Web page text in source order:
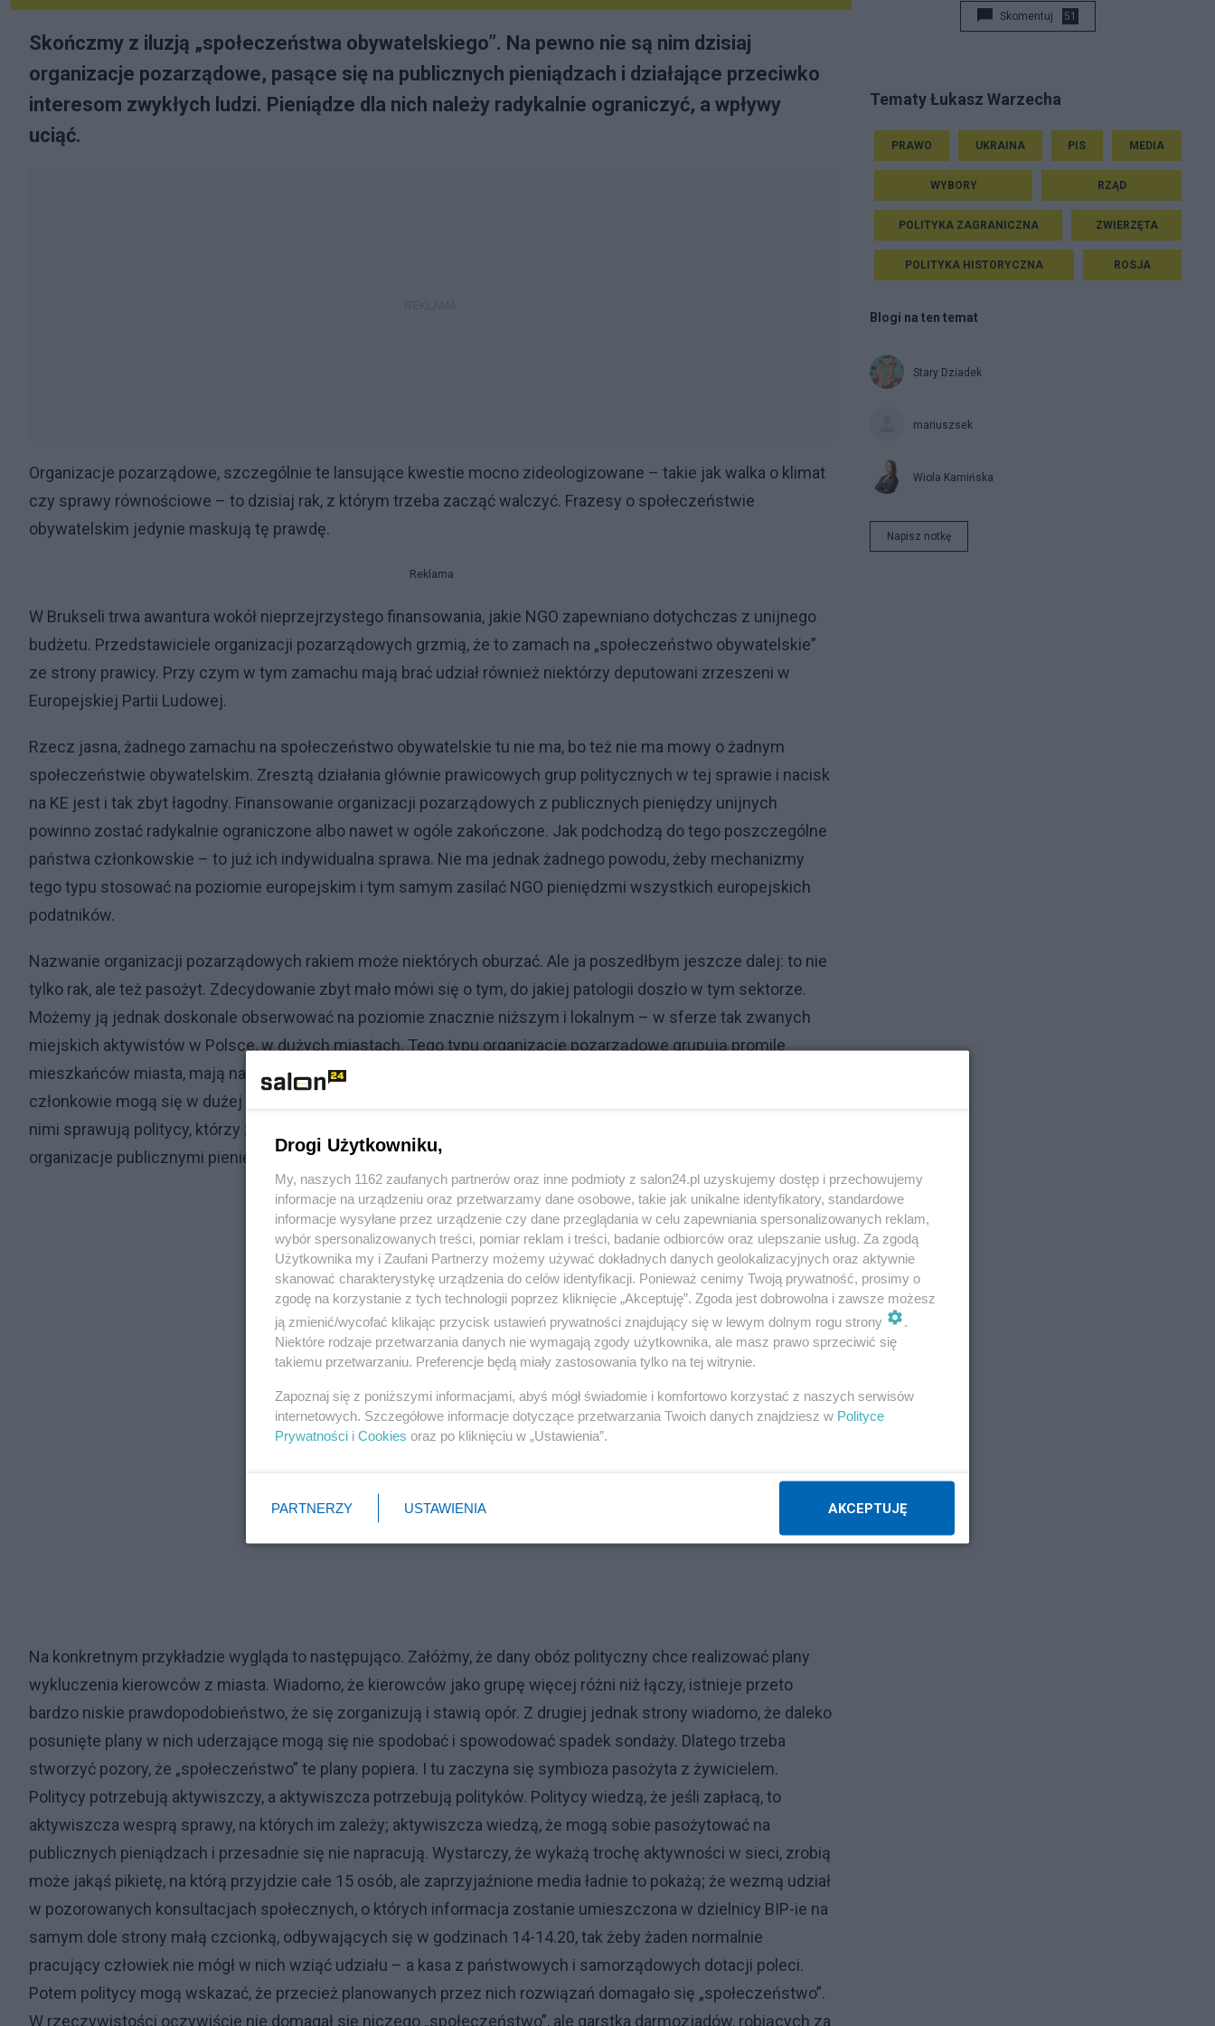
Skończmy z iluzją „społeczeństwa obywatelskiego”. Na pewno nie są nim dzisiaj
organizacje pozarządowe, pasące się na publicznych pieniądzach i działające przeciwko
interesom zwykłych ludzi. Pieniądze dla nich należy radykalnie ograniczyć, a wpływy
uciąć.
Organizacje pozarządowe, szczególnie te lansujące kwestie mocno zideologizowane – takie jak walka o klimat
czy sprawy równościowe – to dzisiaj rak, z którym trzeba zacząć walczyć. Frazesy o społeczeństwie
obywatelskim jedynie maskują tę prawdę.
Reklama
W Brukseli trwa awantura wokół nieprzejrzystego finansowania, jakie NGO zapewniano dotychczas z unijnego
budżetu. Przedstawiciele organizacji pozarządowych grzmią, że to zamach na „społeczeństwo obywatelskie”
ze strony prawicy. Przy czym w tym zamachu mają brać udział również niektórzy deputowani zrzeszeni w
Europejskiej Partii Ludowej.
Rzecz jasna, żadnego zamachu na społeczeństwo obywatelskie tu nie ma, bo też nie ma mowy o żadnym
społeczeństwie obywatelskim. Zresztą działania głównie prawicowych grup politycznych w tej sprawie i nacisk
na KE jest i tak zbyt łagodny. Finansowanie organizacji pozarządowych z publicznych pieniędzy unijnych
powinno zostać radykalnie ograniczone albo nawet w ogóle zakończone. Jak podchodzą do tego poszczególne
państwa członkowskie – to już ich indywidualna sprawa. Nie ma jednak żadnego powodu, żeby mechanizmy
tego typu stosować na poziomie europejskim i tym samym zasilać NGO pieniędzmi wszystkich europejskich
podatników.
Nazwanie organizacji pozarządowych rakiem może niektórych oburzać. Ale ja poszedłbym jeszcze dalej: to nie
tylko rak, ale też pasożyt. Zdecydowanie zbyt mało mówi się o tym, do jakiej patologii doszło w tym sektorze.
Możemy ją jednak doskonale obserwować na poziomie znacznie niższym i lokalnym – w sferze tak zwanych
miejskich aktywistów w Polsce, w dużych miastach. Tego typu organizacje pozarządowe grupują promile
mieszkańców miasta, mają natomiast radykalnie nieproporcjonalny wpływ na rzeczywistość dzięki temu, że ich
członkowie mogą się w dużej mierze poświęcić wyłącznie sprawom organizacji. A mogą, ponieważ pieczę nad
nimi sprawują politycy, którzy z ich wsparcia korzystają. A skoro korzystają, to obficie dotują te same
organizacje publicznymi pieniędzmi.
Na konkretnym przykładzie wygląda to następująco. Załóżmy, że dany obóz polityczny chce realizować plany
wykluczenia kierowców z miasta. Wiadomo, że kierowców jako grupę więcej różni niż łączy, istnieje przeto
bardzo niskie prawdopodobieństwo, że się zorganizują i stawią opór. Z drugiej jednak strony wiadomo, że daleko
posunięte plany w nich uderzające mogą się nie spodobać i spowodować spadek sondaży. Dlatego trzeba
stworzyć pozory, że „społeczeństwo” te plany popiera. I tu zaczyna się symbioza pasożyta z żywicielem.
Politycy potrzebują aktywiszczy, a aktywiszcza potrzebują polityków. Politycy wiedzą, że jeśli zapłacą, to
aktywiszcza wesprą sprawy, na których im zależy; aktywiszcza wiedzą, że mogą sobie pasożytować na
publicznych pieniądzach i przesadnie się nie napracują. Wystarczy, że wykażą trochę aktywności w sieci, zrobią
może jakąś pikietę, na którą przyjdzie całe 15 osób, ale zaprzyjaźnione media ładnie to pokażą; że wezmą udział
w pozorowanych konsultacjach społecznych, o których informacja zostanie umieszczona w dzielnicy BIP-ie na
samym dole strony małą czcionką, odbywających się w godzinach 14-14.20, tak żeby żaden normalnie
pracujący człowiek nie mógł w nich wziąć udziału – a kasa z państwowych i samorządowych dotacji poleci.
Potem politycy mogą wskazać, że przecież planowanych przez nich rozwiązań domagało się „społeczeństwo”.
W rzeczywistości oczywiście nie domagał się niczego „społeczeństwo”, ale garstka darmozjadów, robiących za
Skomentuj 51
Tematy Łukasz Warzecha
PRAWO UKRAINA PIS MEDIA
WYBORY RZĄD
POLITYKA ZAGRANICZNA ZWIERZĘTA
POLITYKA HISTORYCZNA ROSJA
Blogi na ten temat
Stary Dziadek
mariuszsek
Wiola Kamińska
Napisz notkę
Drogi Użytkowniku,
My, naszych 1162 zaufanych partnerów oraz inne podmioty z salon24.pl uzyskujemy dostęp i przechowujemy
informacje na urządzeniu oraz przetwarzamy dane osobowe, takie jak unikalne identyfikatory, standardowe
informacje wysyłane przez urządzenie czy dane przeglądania w celu zapewniania spersonalizowanych reklam,
wybór spersonalizowanych treści, pomiar reklam i treści, badanie odbiorców oraz ulepszanie usług. Za zgodą
Użytkownika my i Zaufani Partnerzy możemy używać dokładnych danych geolokalizacyjnych oraz aktywnie
skanować charakterystykę urządzenia do celów identyfikacji. Ponieważ cenimy Twoją prywatność, prosimy o
zgodę na korzystanie z tych technologii poprzez kliknięcie „Akceptuję”. Zgoda jest dobrowolna i zawsze możesz
ją zmienić/wycofać klikając przycisk ustawień prywatności znajdujący się w lewym dolnym rogu strony
.
Niektóre rodzaje przetwarzania danych nie wymagają zgody użytkownika, ale masz prawo sprzeciwić się
takiemu przetwarzaniu. Preferencje będą miały zastosowania tylko na tej witrynie.
Zapoznaj się z poniższymi informacjami, abyś mógł świadomie i komfortowo korzystać z naszych serwisów
internetowych. Szczegółowe informacje dotyczące przetwarzania Twoich danych znajdziesz w Polityce
Prywatności i Cookies oraz po kliknięciu w „Ustawienia”.
PARTNERZY USTAWIENIA AKCEPTUJĘ